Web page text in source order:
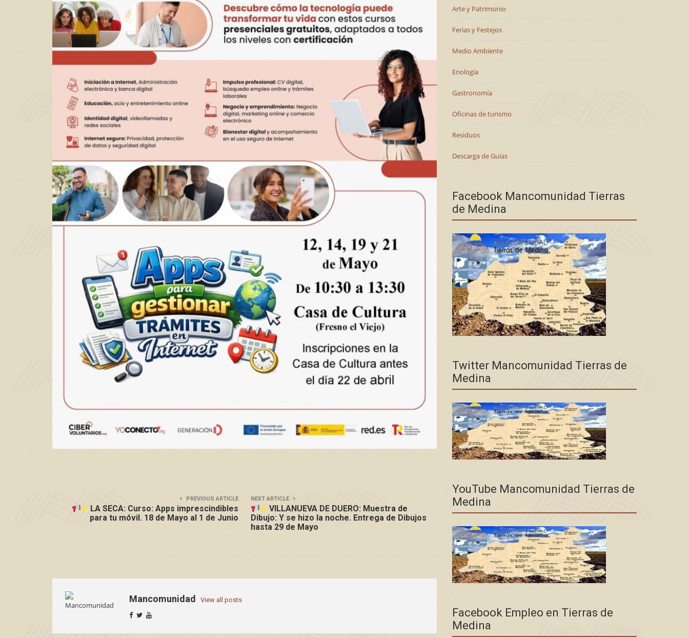
PREVIOUS ARTICLE
LA SECA: Curso: Apps imprescindibles
para tu móvil. 18 de Mayo al 1 de Junio
NEXT ARTICLE
VILLANUEVA DE DUERO: Muestra de
Dibujo: Y se hizo la noche. Entrega de Dibujos
hasta 29 de Mayo
Mancomunidad View all posts
Arte y Patrimonio
Ferias y Festejos
Medio Ambiente
Enología
Gastronomía
Oficinas de turismo
Residuos
Descarga de Guías
Facebook Mancomunidad Tierras
de Medina
Twitter Mancomunidad Tierras de
Medina
YouTube Mancomunidad Tierras de
Medina
Facebook Empleo en Tierras de
Medina